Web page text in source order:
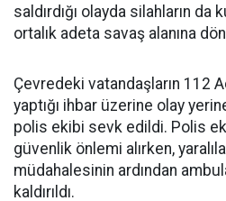
saldırdığı olayda silahların da
ortalık adeta savaş alanına
Çevredeki vatandaşların 112
yaptığı ihbar üzerine olay
polis ekibi sevk edildi. Polis
güvenlik önlemi alırken,
müdahalesinin ardından
kaldırıldı.